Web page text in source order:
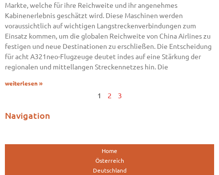
Markte, welche für ihre Reichweite und ihr angenehmes
Kabinenerlebnis geschätzt wird. Diese Maschinen werden
voraussichtlich auf wichtigen Langstreckenverbindungen zum
Einsatz kommen, um die globalen Reichweite von China Airlines zu
festigen und neue Destinationen zu erschließen. Die Entscheidung
für acht A321neo-Flugzeuge deutet indes auf eine Stärkung der
regionalen und mittellangen Streckennetzes hin. Die
weiterlesen »
1 2 3
Navigation
Home
Österreich
Deutschland